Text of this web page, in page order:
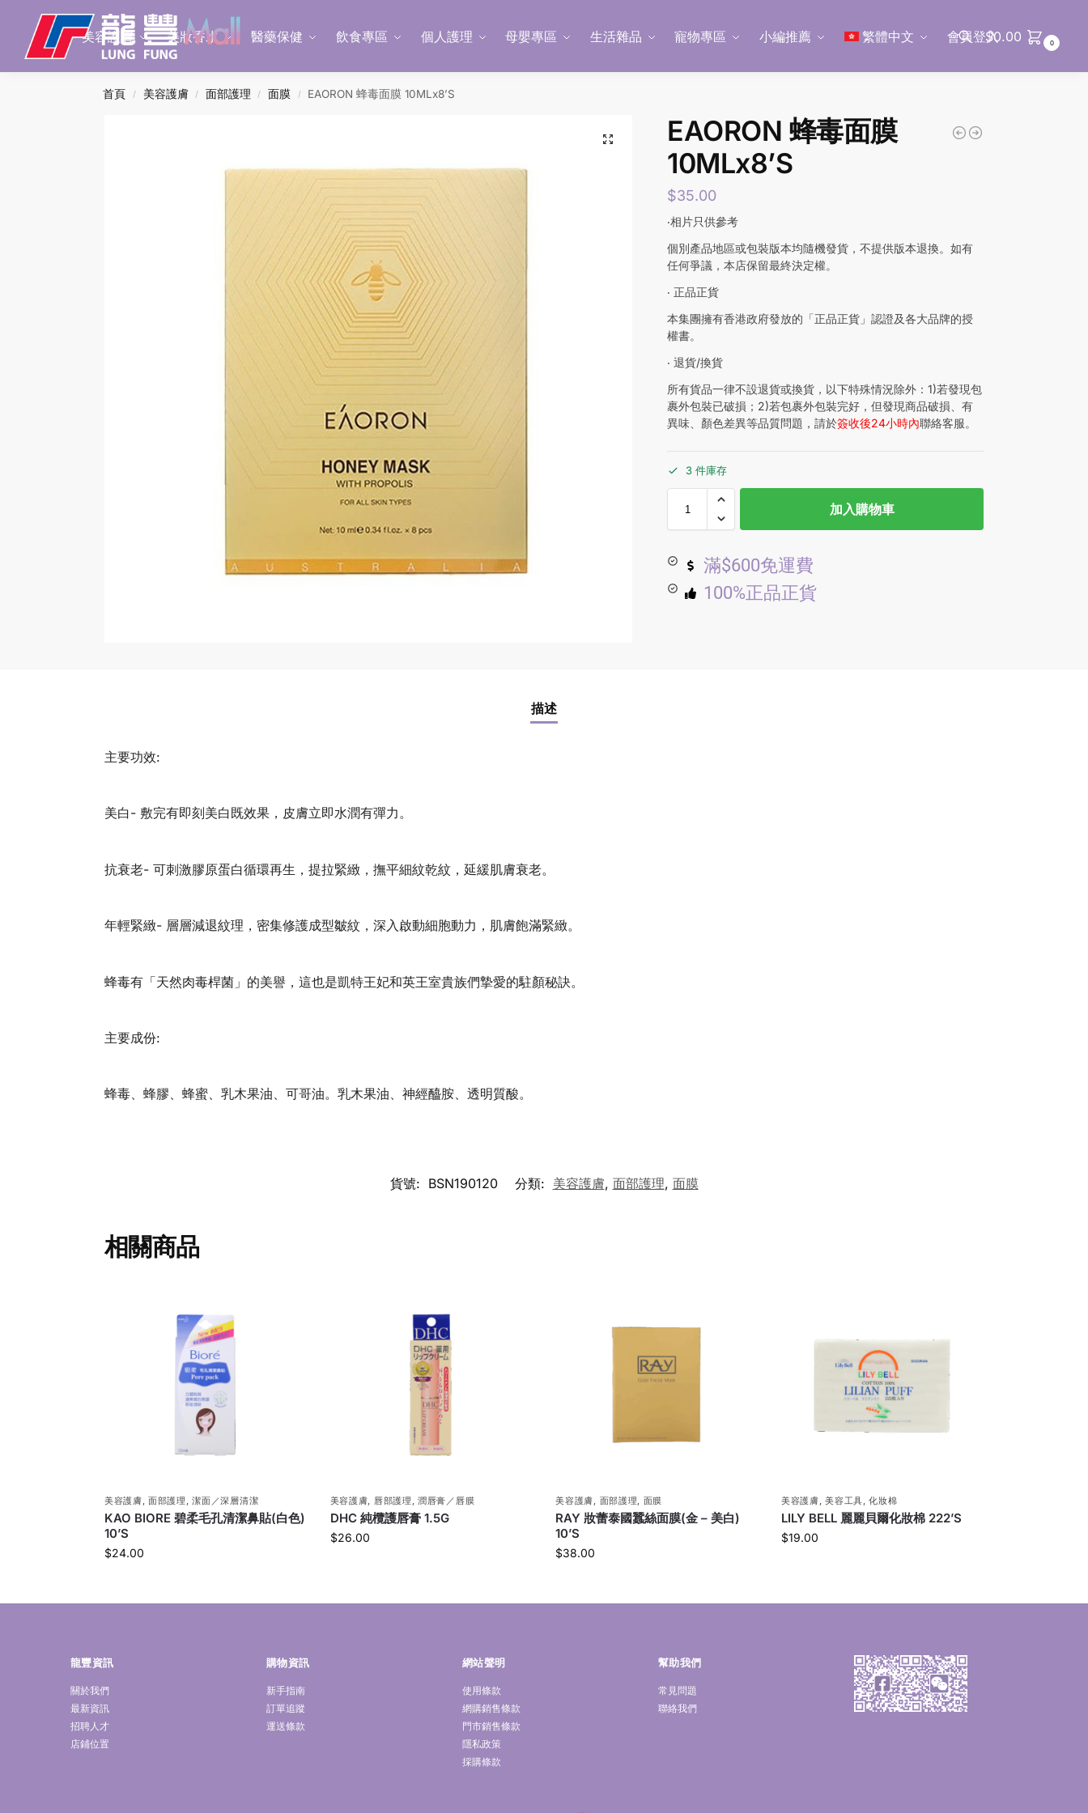
美容護膚 美妝香水 醫藥保健 飲食專區 個人護理 母嬰專區 生活雜品 寵物專區 小編推薦 繁體中文 會員登入
Search
$0.00 0
首頁 / 美容護膚 / 面部護理 / 面膜 / EAORON 蜂毒面膜 10MLx8’S
EAORON 蜂毒面膜
10MLx8’S
$35.00
‧相片只供參考
個別產品地區或包裝版本均隨機發貨，不提供版本退換。如有
任何爭議，本店保留最終決定權。
‧ 正品正貨
本集團擁有香港政府發放的「正品正貨」認證及各大品牌的授
權書。
‧ 退貨/換貨
所有貨品一律不設退貨或換貨，以下特殊情況除外：1)若發現包
裹外包裝已破損；2)若包裹外包裝完好，但發現商品破損、有
異味、顏色差異等品質問題，請於簽收後24小時內聯絡客服。
3 件庫存
加入購物車
滿$600免運費
100%正品正貨
描述
主要功效:
美白- 敷完有即刻美白既效果，皮膚立即水潤有彈力。
抗衰老- 可刺激膠原蛋白循環再生，提拉緊緻，撫平細紋乾紋，延緩肌膚衰老。
年輕緊緻- 層層減退紋理，密集修護成型皺紋，深入啟動細胞動力，肌膚飽滿緊緻。
蜂毒有「天然肉毒桿菌」的美譽，這也是凱特王妃和英王室貴族們摯愛的駐顏秘訣。
主要成份:
蜂毒、蜂膠、蜂蜜、乳木果油、可哥油。乳木果油、神經醯胺、透明質酸。
貨號: BSN190120 分類: 美容護膚, 面部護理, 面膜
相關商品
美容護膚,面部護理 ,潔面／深層清潔
KAO BIORE 碧柔毛孔清潔鼻貼(白色)
10’S
$24.00
美容護膚, 唇部護理 ,潤唇膏／唇膜
DHC 純欖護唇膏 1.5G
$26.00
美容護膚, 面部護理, 面膜
RAY 妝蕾泰國蠶絲面膜(金 – 美白)
10’S
$38.00
美容護膚,美容工具,化妝棉
LILY BELL 麗麗貝爾化妝棉 222’S
$19.00
龍豐資訊
關於我們
最新資訊
招聘人才
店鋪位置
購物資訊
新手指南
訂單追蹤
運送條款
網站聲明
使用條款
網購銷售條款
門市銷售條款
隱私政策
採購條款
幫助我們
常見問題
聯絡我們